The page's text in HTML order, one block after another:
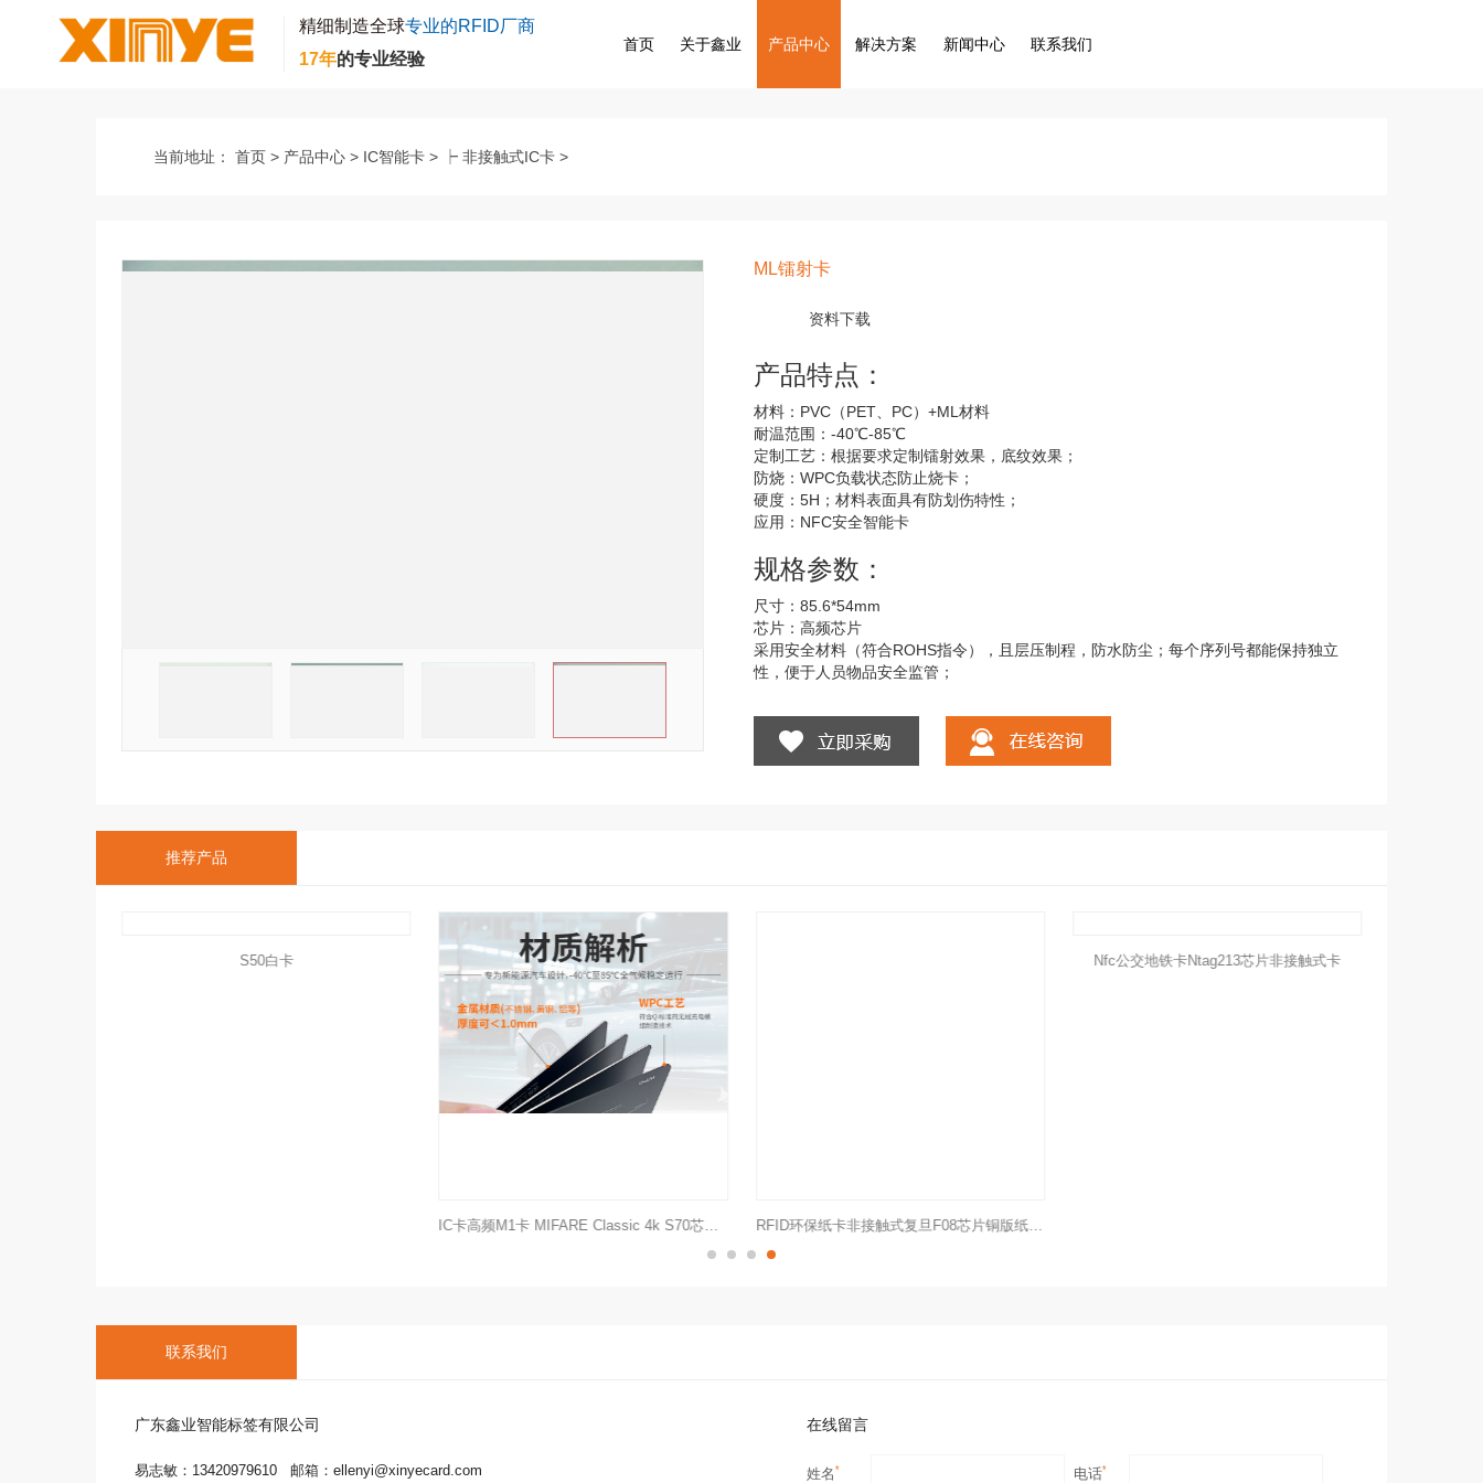
精细制造全球专业的RFID厂商
17年的专业经验
首页 关于鑫业 产品中心 解决方案 新闻中心 联系我们
当前地址： 首页 > 产品中心 > IC智能卡 > ┝ 非接触式IC卡 >
ML镭射卡
资料下载
产品特点：
材料：PVC（PET、PC）+ML材料
耐温范围：-40℃-85℃
定制工艺：根据要求定制镭射效果，底纹效果；
防烧：WPC负载状态防止烧卡；
硬度：5H；材料表面具有防划伤特性；
应用：NFC安全智能卡
规格参数：
尺寸：85.6*54mm
芯片：高频芯片
采用安全材料（符合ROHS指令），且层压制程，防水防尘；每个序列号都能保持独立
性，便于人员物品安全监管；
推荐产品
S50白卡
IC卡高频M1卡 MIFARE Classic 4k S70芯片酒店房卡 RFID环保纸卡非接触式复旦F08芯片铜版纸卡酒店门禁高频智能
Nfc公交地铁卡ntag213芯片非接触式卡
联系我们
广东鑫业智能标签有限公司
易志敏：13420979610 邮箱：ellenyi@xinyecard.com
在线留言
姓名* 电话*